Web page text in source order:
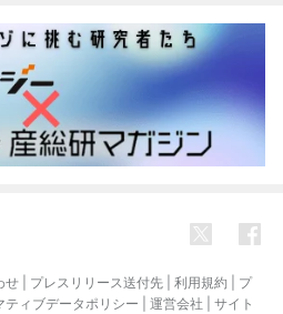
せ プレスリリース送付先 利用規約
プ
ティブデータポリシー 運営会社
サイト